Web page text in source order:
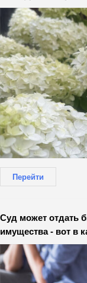
Перейти
Суд может отдать
имущества - вот в